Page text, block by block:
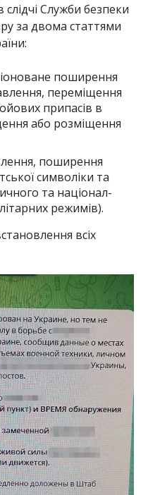
слідчі Служби безпеки
за двома статтями
поширення
переміщення
припасів в
або розміщення
поширення
символіки та
та націонал-
режимів).
всіх